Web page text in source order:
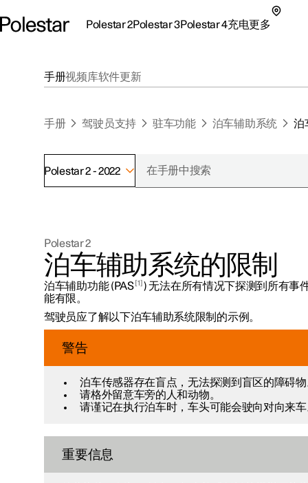
Polestar 2Polestar 3Polestar 4充电更多
联系我们
极星官方二手车
探索Polestar 3
联系我们
公共充电
家庭充电
车主服务
新闻
注册新闻
（在新窗
手册视频库软件更新
手册 驾驶员支持 驻车功能 泊车辅助系统 泊
Polestar 2 - 2022
Polestar 2
泊车辅助系统的限制
泊车辅助功能 (PAS 1
) 无法在所有情况下探测到所有事
能有限。
驾驶员应了解以下泊车辅助系统限制的示例。
警告
泊车传感器存在盲点，无法探测到盲区的障碍
请格外留意车旁的人和动物。
请谨记在执行泊车时，车头可能会驶向对向来
重要信息